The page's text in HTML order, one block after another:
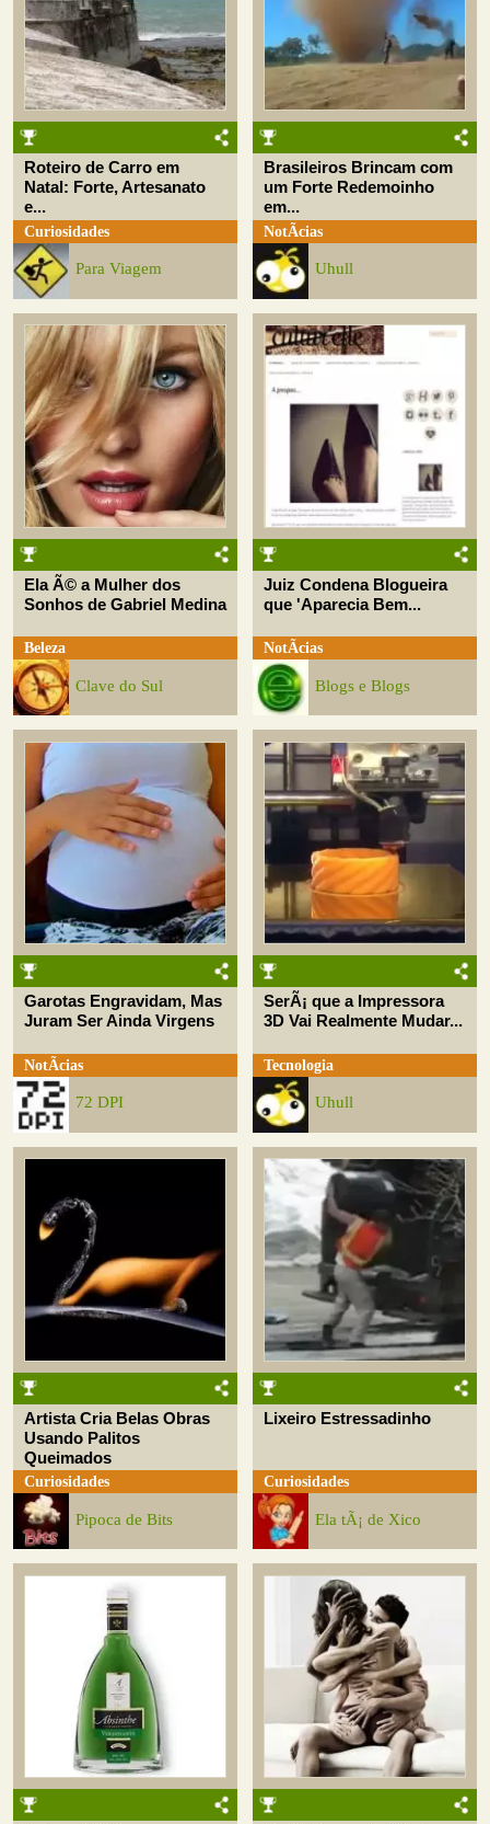
Roteiro de Carro em
Natal: Forte, Artesanato
e...
Curiosidades
Para Viagem
Brasileiros Brincam com
um Forte Redemoinho
em...
NotÃ­cias
Uhull
Ela Ã© a Mulher dos
Sonhos de Gabriel Medina
Beleza
Clave do Sul
Juiz Condena Blogueira
que 'Aparecia Bem...
NotÃ­cias
Blogs e Blogs
Garotas Engravidam, Mas
Juram Ser Ainda Virgens
NotÃ­cias
72 DPI
SerÃ¡ que a Impressora
3D Vai Realmente Mudar...
Tecnologia
Uhull
Artista Cria Belas Obras
Usando Palitos
Queimados
Curiosidades
Pipoca de Bits
Lixeiro Estressadinho
Curiosidades
Ela tÃ¡ de Xico